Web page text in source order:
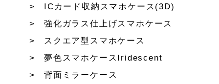
ICカード収納スマホケース(3D)
強化ガラス仕上げスマホケース
スクエア型スマホケース
夢色スマホケースIridescent
背面ミラーケース